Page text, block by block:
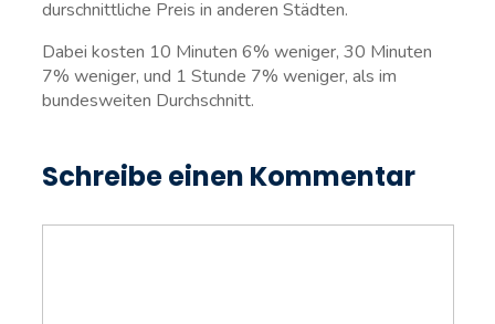
durschnittliche Preis in anderen Städten.
Dabei kosten 10 Minuten 6% weniger, 30 Minuten
7% weniger, und 1 Stunde 7% weniger, als im
bundesweiten Durchschnitt.
Schreibe einen Kommentar